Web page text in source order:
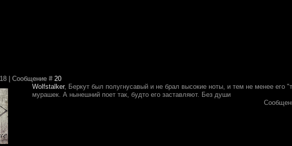
| Сообщение # 20
Wolfstalker, Беркут был полугнусавый и не брал высокие ноты, и тем не менее
мурашек. А нынешний поет так, будто его заставляют. Без души